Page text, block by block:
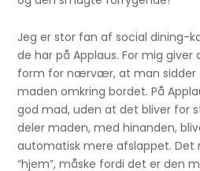
Jeg er stor fan af social dining-
de har på Applaus. For mig giver
form for nærvær, at man sidder
maden omkring bordet. På
god mad, uden at det bliver for
deler maden, med hinanden,
automatisk mere afslappet. Det
“hjem”, måske fordi det er den